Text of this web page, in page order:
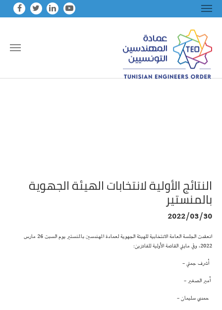
النتائج الأولية لانتخابات الهيئة الجهوية
بالمنستير
2022/03/30
انعقدت الجلسة العامة الانتخابية للهيئة الجهوية لعمادة المهندسين بالمنستير يوم السبت 26 مارس
2022، وفي مايلي القائمة الأولية للفائزين:
أشرف جملي -
أمير الصغير -
حمدي سليمان -